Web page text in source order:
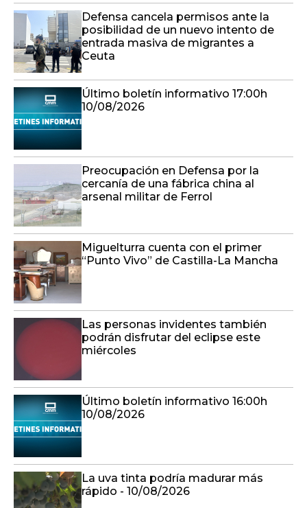
Defensa cancela permisos ante la
posibilidad de un nuevo intento de
entrada masiva de migrantes a
Ceuta
Último boletín informativo 17:00h
10/08/2026
Preocupación en Defensa por la
cercanía de una fábrica china al
arsenal militar de Ferrol
Miguelturra cuenta con el primer
“Punto Vivo” de Castilla-La Mancha
Las personas invidentes también
podrán disfrutar del eclipse este
miércoles
Último boletín informativo 16:00h
10/08/2026
La uva tinta podría madurar más
rápido - 10/08/2026